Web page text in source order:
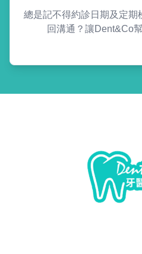
總是記不得約診日期及定期
回溝通？讓Dent&Co